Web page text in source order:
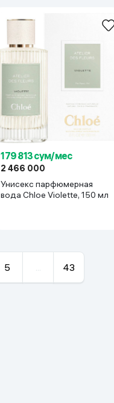
179 813 сум/мес
2 466 000
Унисекс парфюмерная
вода Chloe Violette, 150 мл
5 43